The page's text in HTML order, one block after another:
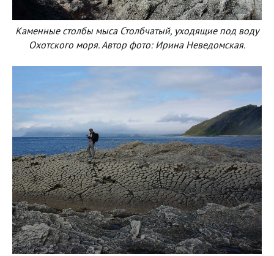
Каменные столбы мыса Столбчатый, уходящие под воду
Охотского моря. Автор фото: Ирина Неведомская.